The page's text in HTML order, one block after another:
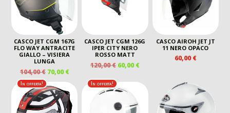
CASCO JET CGM 167G
FLO WAY ANTRACITE
GIALLO – VISIERA
LUNGA
104,00€ IL
PREZZO
ORIGINALE
ERA:
104,00 €.
70,00€IL
PREZZO
ATTUALE
È:
70,00 €.
CASCO JET CGM 126G
IPER CITY NERO
ROSSO MATT
120,00€ IL
ORIGINALE
ERA:
120,00 €.
60,00€IL
ATTUALE
60,00 €.
CASCO AIROH JET JT
11 NERO OPACO
60,00€
In offerta! In offerta!